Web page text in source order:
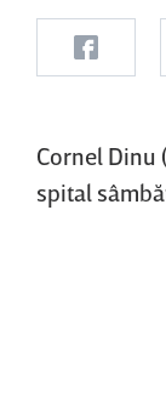
Cornel Dinu
spital